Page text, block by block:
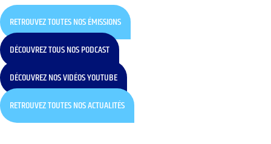
RETROUVEZ TOUTES NOS ÉMISSIONS
DÉCOUVREZ TOUS NOS PODCAST
DÉCOUVREZ NOS VIDÉOS YOUTUBE
RETROUVEZ TOUTES NOS ACTUALITÉS